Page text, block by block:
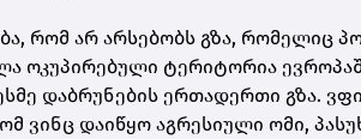
რომ არ არსებობს გზა, რომელიც
ოკუპირებული ტერიტორია
დაბრუნების ერთადერთი გზა.
ვინც დაიწყო აგრესიული ომი,